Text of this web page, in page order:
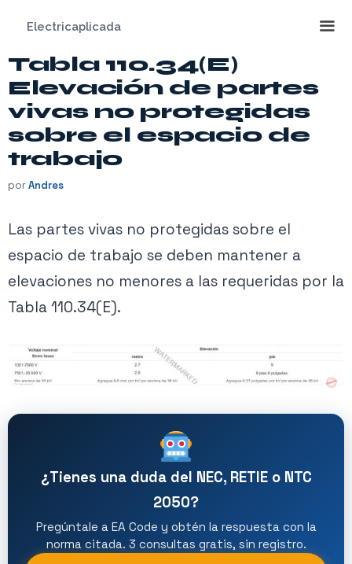
contenido
Electricaplicada
Tabla 110.34(E)
Elevación de partes
vivas no protegidas
sobre el espacio de
trabajo
porAndres
Las partes vivas no protegidas sobre el
espacio de trabajo se deben mantener a
elevaciones no menores a las requeridas por la
Tabla 110.34(E).
¿Tienes una duda del NEC, RETIE o NTC
2050?
Pregúntale a EA Code y obtén la respuesta con la
norma citada. 3 consultas gratis, sin registro.